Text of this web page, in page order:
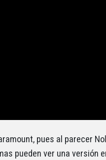
pues al parecer
pueden ver una versión